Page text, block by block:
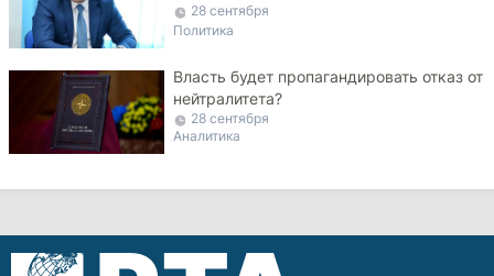
движения
28 сентября
Политика
Власть будет пропагандировать отказ от
нейтралитета?
28 сентября
Аналитика